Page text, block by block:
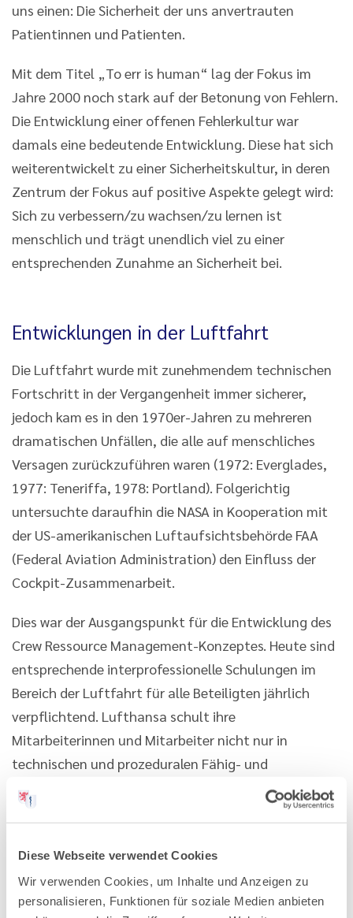
Diese Webseite verwendet Cookies
Wir verwenden Cookies, um Inhalte und Anzeigen zu
personalisieren, Funktionen für soziale Medien anbieten
uns einen: Die Sicherheit der uns anvertrauten
Patientinnen und Patienten.
Mit dem Titel „To err is human“ lag der Fokus im
Jahre 2000 noch stark auf der Betonung von Fehlern.
Die Entwicklung einer offenen Fehlerkultur war
damals eine bedeutende Entwicklung. Diese hat sich
weiterentwickelt zu einer Sicherheitskultur, in deren
Zentrum der Fokus auf positive Aspekte gelegt wird:
Sich zu verbessern/zu wachsen/zu lernen ist
menschlich und trägt unendlich viel zu einer
entsprechenden Zunahme an Sicherheit bei.
Entwicklungen in der Luftfahrt
Die Luftfahrt wurde mit zunehmendem technischen
Fortschritt in der Vergangenheit immer sicherer,
jedoch kam es in den 1970er-Jahren zu mehreren
dramatischen Unfällen, die alle auf menschliches
Versagen zurückzuführen waren (1972: Everglades,
1977: Teneriffa, 1978: Portland). Folgerichtig
untersuchte daraufhin die NASA in Kooperation mit
der US-amerikanischen Luftaufsichtsbehörde FAA
(Federal Aviation Administration) den Einfluss der
Cockpit-Zusammenarbeit.
Dies war der Ausgangspunkt für die Entwicklung des
Crew Ressource Management-Konzeptes. Heute sind
entsprechende interprofessionelle Schulungen im
Bereich der Luftfahrt für alle Beteiligten jährlich
verpflichtend. Lufthansa schult ihre
Mitarbeiterinnen und Mitarbeiter nicht nur in
technischen und prozeduralen Fähig- und
Fertigkeiten (technische Grundlagen des
Flugzeugtyps, der Flugphysiologie, Simulation
werden alle Lufthansa-Mitarbeiter im Bereich
interpersoneller Kompetenzen geschult, um den
Faktor Mensch bewusst werden zu lassen und um den